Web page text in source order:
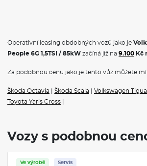
Operativní leasing obdobných vozů jako je
People 6G 1,5TSI / 85kW začíná již na 9.100 Kč
Za podobnou cenu jako je tento vůz můžete
Škoda Octavia Škoda Scala Volkswagen
Toyota Yaris Cross
Vozy s podobnou
Ve výrobě Servis